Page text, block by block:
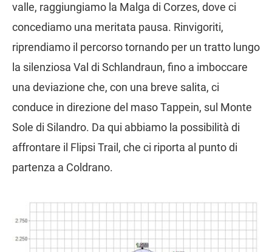
valle, raggiungiamo la Malga di Corzes, dove ci
concediamo una meritata pausa. Rinvigoriti,
riprendiamo il percorso tornando per un tratto lungo
la silenziosa Val di Schlandraun, fino a imboccare
una deviazione che, con una breve salita, ci
conduce in direzione del maso Tappein, sul Monte
Sole di Silandro. Da qui abbiamo la possibilità di
affrontare il Flipsi Trail, che ci riporta al punto di
partenza a Coldrano.